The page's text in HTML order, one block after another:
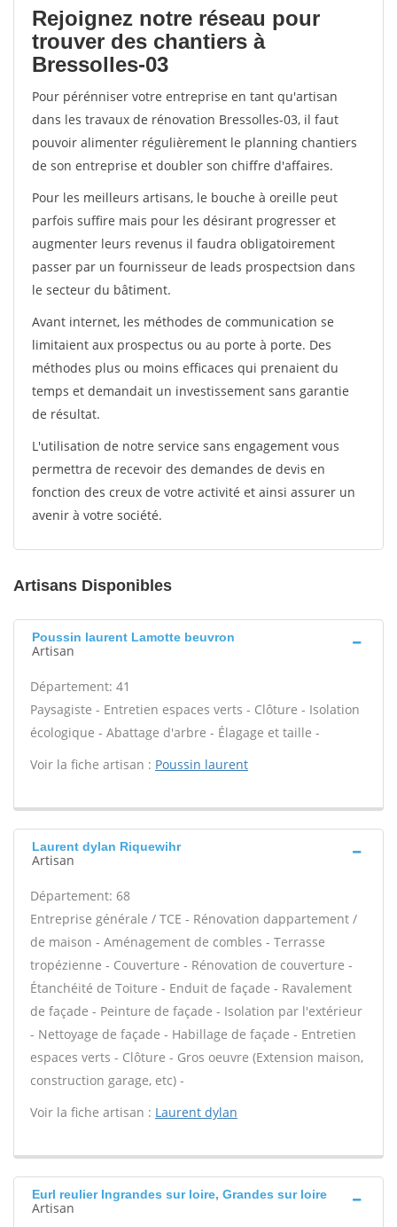
Rejoignez notre réseau pour
trouver des chantiers à
Bressolles-03
Pour pérénniser votre entreprise en tant qu'artisan
dans les travaux de rénovation Bressolles-03, il faut
pouvoir alimenter régulièrement le planning chantiers
de son entreprise et doubler son chiffre d'affaires.
Pour les meilleurs artisans, le bouche à oreille peut
parfois suffire mais pour les désirant progresser et
augmenter leurs revenus il faudra obligatoirement
passer par un fournisseur de leads prospectsion dans
le secteur du bâtiment.
Avant internet, les méthodes de communication se
limitaient aux prospectus ou au porte à porte. Des
méthodes plus ou moins efficaces qui prenaient du
temps et demandait un investissement sans garantie
de résultat.
L'utilisation de notre service sans engagement vous
permettra de recevoir des demandes de devis en
fonction des creux de votre activité et ainsi assurer un
avenir à votre société.
Artisans Disponibles
Poussin laurent Lamotte beuvron
Artisan
Département: 41
Paysagiste - Entretien espaces verts - Clôture - Isolation
écologique - Abattage d'arbre - Élagage et taille -
Voir la fiche artisan : Poussin laurent
Laurent dylan Riquewihr
Artisan
Département: 68
Entreprise générale / TCE - Rénovation dappartement /
de maison - Aménagement de combles - Terrasse
tropézienne - Couverture - Rénovation de couverture -
Étanchéité de Toiture - Enduit de façade - Ravalement
de façade - Peinture de façade - Isolation par l'extérieur
- Nettoyage de façade - Habillage de façade - Entretien
espaces verts - Clôture - Gros oeuvre (Extension maison,
construction garage, etc) -
Voir la fiche artisan : Laurent dylan
Eurl reulier Ingrandes sur loire, Grandes sur loire
Artisan